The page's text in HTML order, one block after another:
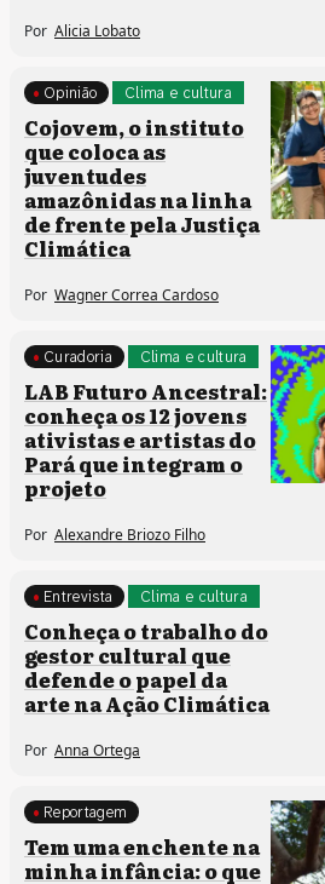
Por Alicia Lobato
Clima e cultura
Opinião
Cojovem, o instituto
que coloca as
juventudes
amazônidas na linha
de frente pela Justiça
Climática
Por Wagner Correa Cardoso
Clima e cultura
Curadoria
LAB Futuro Ancestral:
conheça os 12 jovens
ativistas e artistas do
Pará que integram o
projeto
Por Alexandre Briozo Filho
Clima e cultura
Entrevista
Conheça o trabalho do
gestor cultural que
defende o papel da
arte na Ação Climática
Por Anna Ortega
Clima e cultura
Direitos humanos
Reportagem
Tem uma enchente na
minha infância: o que